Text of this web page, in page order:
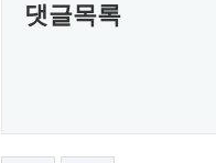
댓글목록